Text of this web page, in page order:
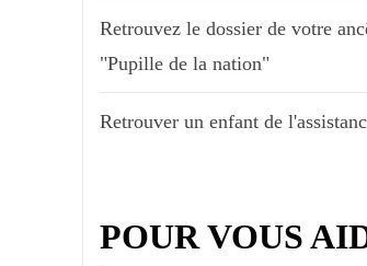
Retrouvez le dossier de votre
"Pupille de la nation"
Retrouver un enfant de
POUR VOUS